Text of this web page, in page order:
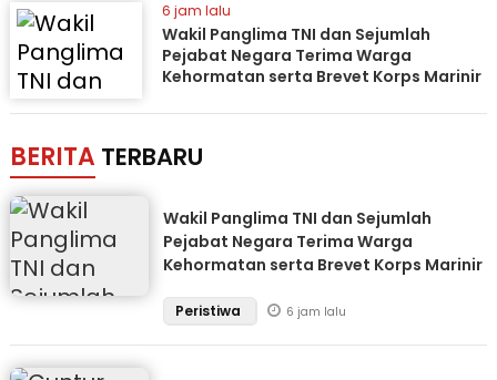
6 jam lalu
Wakil Panglima TNI dan Sejumlah
Pejabat Negara Terima Warga
Kehormatan serta Brevet Korps Marinir
BERITA TERBARU
Wakil Panglima TNI dan Sejumlah
Pejabat Negara Terima Warga
Kehormatan serta Brevet Korps Marinir
Peristiwa 6 jam lalu